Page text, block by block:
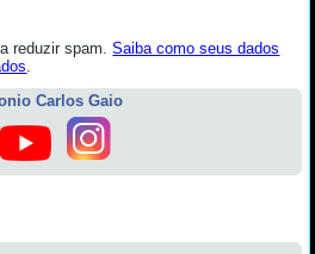
reduzir spam.Saiba como seus dados
Carlos Gaio